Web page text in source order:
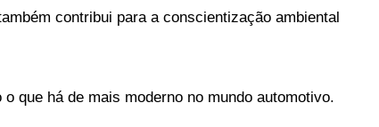
contribui para a conscientização ambiental
que há de mais moderno no mundo automotivo.